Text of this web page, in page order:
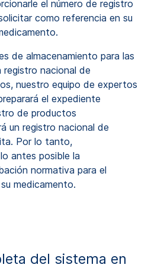
el número de registro
como referencia en su
de almacenamiento para las
registro nacional de
nuestro equipo de expertos
el expediente
de productos
un registro nacional de
Por lo tanto,
antes posible la
normativa para el
medicamento.
del sistema en